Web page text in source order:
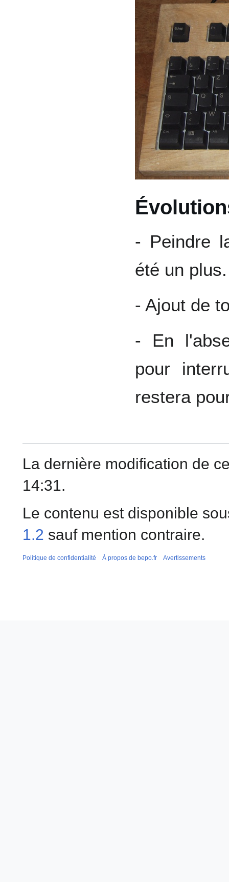
- Peindre
été un plus.
- Ajout de
- En
pour
restera
La dernière modification de
14:31.
Le contenu est disponible
1.2 sauf mention contraire.
Politique de confidentialité À propos de bepo.fr Avertissements